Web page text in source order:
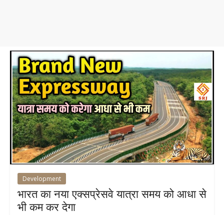
Development
भारत का नया एक्सप्रेसवे यात्रा समय को आधा से
भी कम कर देगा